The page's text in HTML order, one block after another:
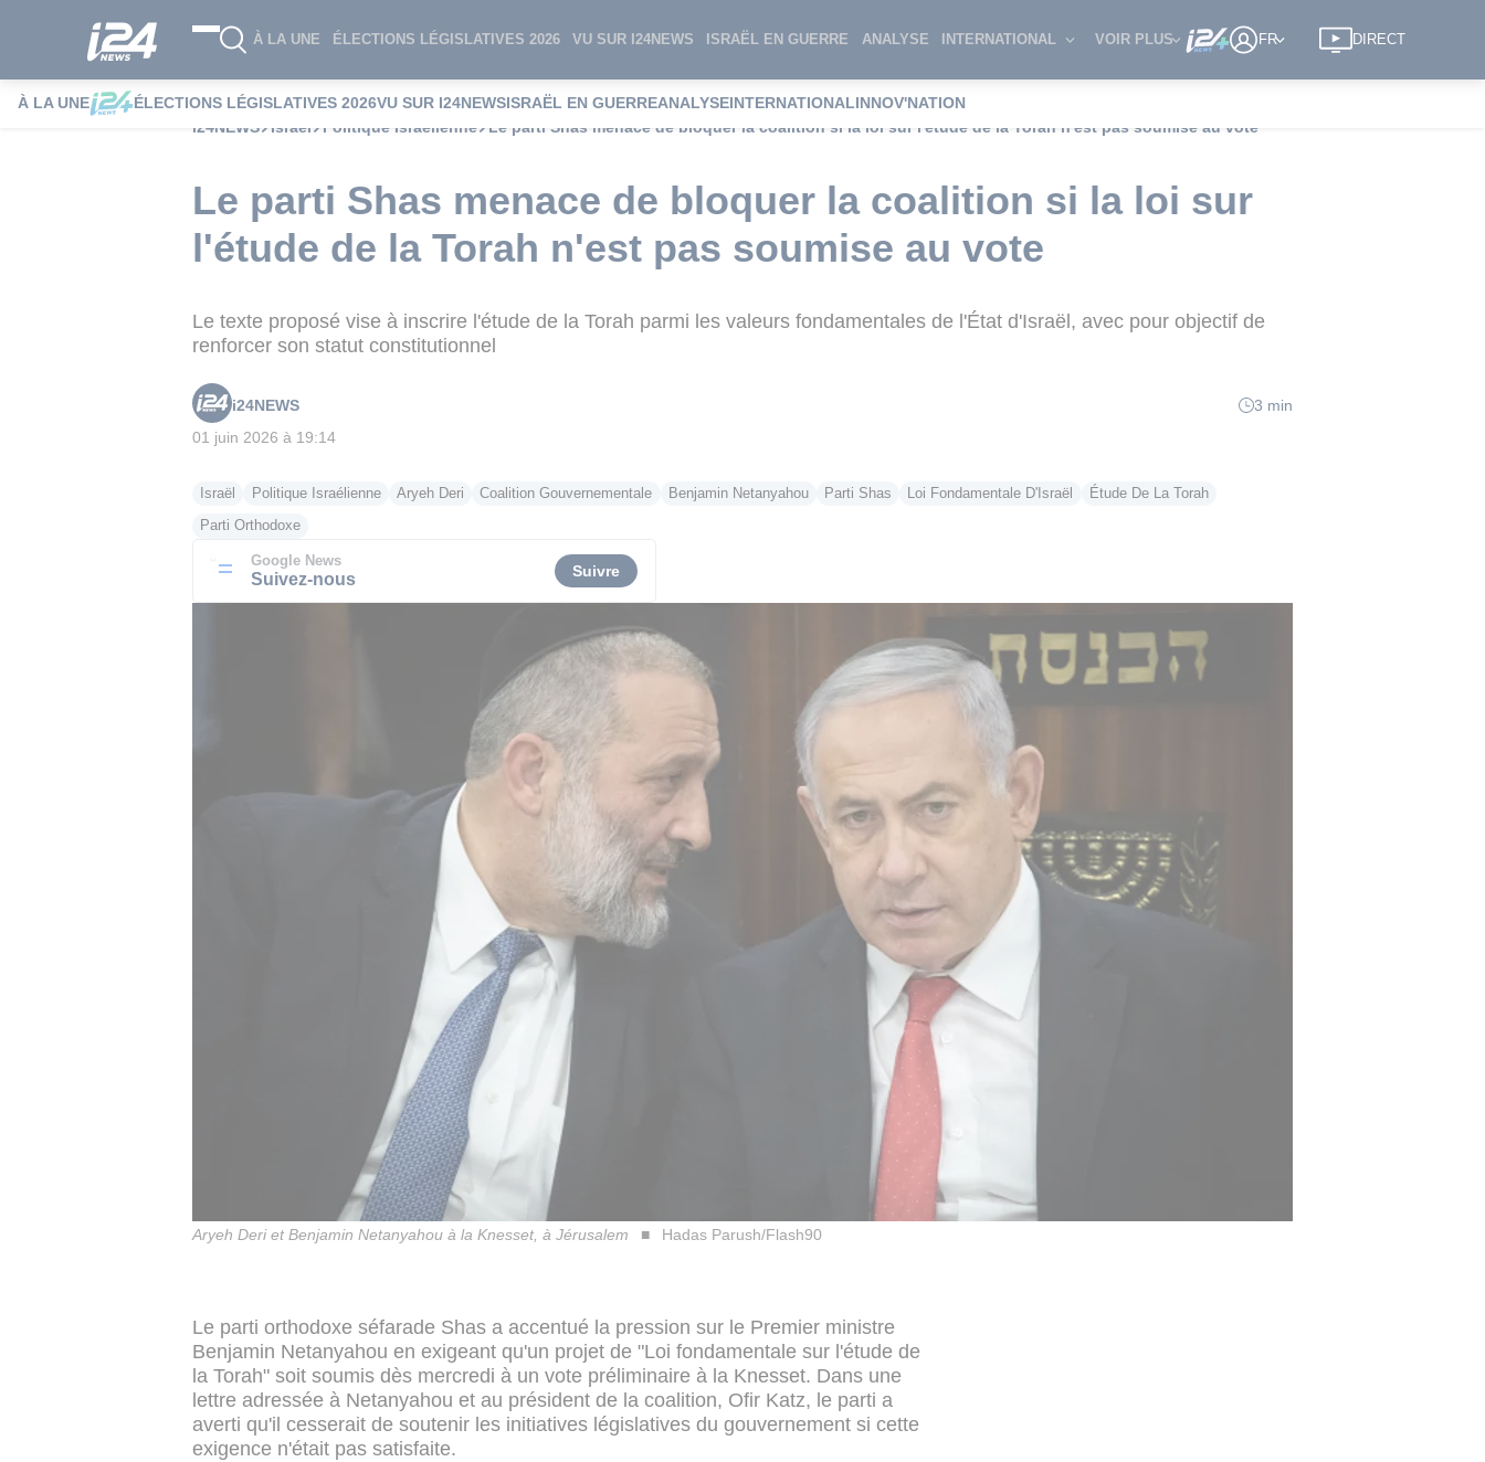
À LA UNE ÉLECTIONS LÉGISLATIVES 2026 VU SUR I24NEWS ISRAËL EN GUERRE ANALYSE INTERNATIONAL VOIR PLUS FR DIRECT
À LA UNE ÉLECTIONS LÉGISLATIVES 2026VU SUR I24NEWSISRAËL EN GUERREANALYSEINTERNATIONALINNOV'NATION
i24NEWS
Israël Politique Israélienne Le parti Shas menace de bloquer la coalition si la loi sur l'étude de la Torah n'est pas soumise au vote
Le parti Shas menace de bloquer la coalition si la loi sur
l'étude de la Torah n'est pas soumise au vote
Le texte proposé vise à inscrire l'étude de la Torah parmi les valeurs fondamentales de l'État d'Israël, avec pour objectif de
renforcer son statut constitutionnel
i24NEWS
3 min
01 juin 2026 à 19:14
Israël Politique Israélienne Aryeh Deri Coalition Gouvernementale Benjamin Netanyahou Parti Shas Loi Fondamentale D'Israël Étude De La Torah
Parti Orthodoxe
Google News
Suivez-nous Suivre
Aryeh Deri et Benjamin Netanyahou à la Knesset, à Jérusalem Hadas Parush/Flash90
Le parti orthodoxe séfarade Shas a accentué la pression sur le Premier ministre
Benjamin Netanyahou en exigeant qu'un projet de "Loi fondamentale sur l'étude de
la Torah" soit soumis dès mercredi à un vote préliminaire à la Knesset. Dans une
lettre adressée à Netanyahou et au président de la coalition, Ofir Katz, le parti a
averti qu'il cesserait de soutenir les initiatives législatives du gouvernement si cette
exigence n'était pas satisfaite.